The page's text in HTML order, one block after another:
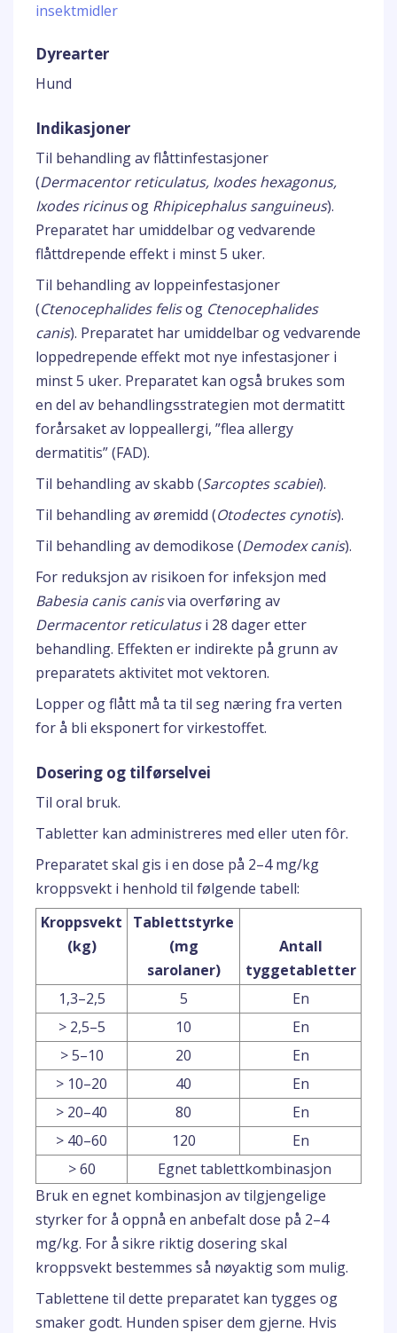
insektmidler
Dyrearter
Hund
Indikasjoner
Til behandling av flåttinfestasjoner
(Dermacentor reticulatus, Ixodes hexagonus,
Ixodes ricinusog Rhipicephalus sanguineus).
Preparatet har umiddelbar og vedvarende
flåttdrepende effekt i minst 5 uker.
Til behandling av loppeinfestasjoner
(Ctenocephalides felisog Ctenocephalides
canis). Preparatet har umiddelbar og vedvarende
loppedrepende effekt mot nye infestasjoner i
minst 5 uker. Preparatet kan også brukes som
en del av behandlingsstrategien mot dermatitt
forårsaket av loppeallergi, ”flea allergy
dermatitis” (FAD).
Til behandling av skabb (Sarcoptes scabiei).
Til behandling av øremidd (Otodectes cynotis).
Til behandling av demodikose (Demodex canis).
For reduksjon av risikoen for infeksjon med
Babesia canis canisvia overføring av
Dermacentor reticulatusi 28 dager etter
behandling. Effekten er indirekte på grunn av
preparatets aktivitet mot vektoren.
Lopper og flått må ta til seg næring fra verten
for å bli eksponert for virkestoffet.
Dosering og tilførselvei
Til oral bruk.
Tabletter kan administreres med eller uten fôr.
Preparatet skal gis i en dose på 2–4 mg/kg
kroppsvekt i henhold til følgende tabell:
Kroppsvekt
(kg)
Tablettstyrke
(mg
sarolaner)
Antall
tyggetabletter
1,3–2,5
5
En
> 2,5–5
10
En
> 5–10
20
En
> 10–20
40
En
> 20–40
80
En
> 40–60
120
En
> 60
Egnet tablettkombinasjon
Bruk en egnet kombinasjon av tilgjengelige
styrker for å oppnå en anbefalt dose på 2–4
mg/kg. For å sikre riktig dosering skal
kroppsvekt bestemmes så nøyaktig som mulig.
Tablettene til dette preparatet kan tygges og
smaker godt. Hunden spiser dem gjerne. Hvis